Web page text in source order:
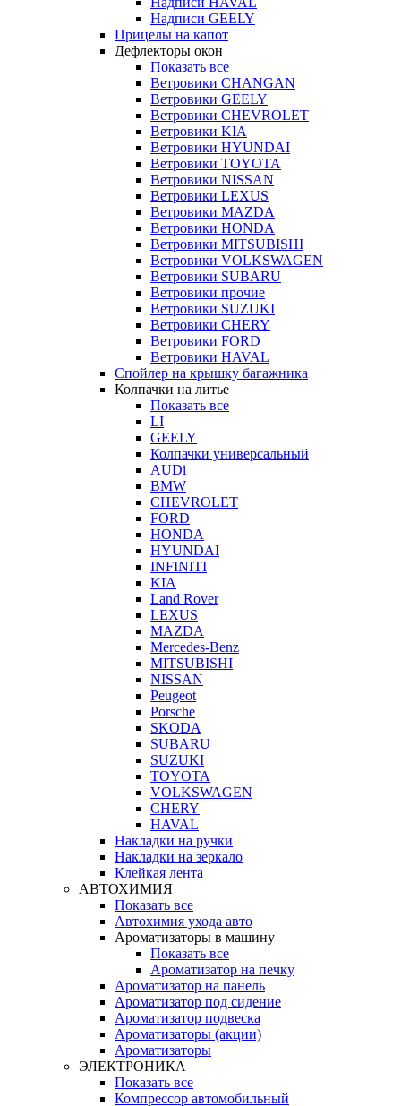
Надписи GEELY
Прицелы на капот
Дефлекторы окон
Показать все
Ветровики CHANGAN
Ветровики GEELY
Ветровики CHEVROLET
Ветровики KIA
Ветровики HYUNDAI
Ветровики TOYOTA
Ветровики NISSAN
Ветровики LEXUS
Ветровики MAZDA
Ветровики HONDA
Ветровики MITSUBISHI
Ветровики VOLKSWAGEN
Ветровики SUBARU
Ветровики прочие
Ветровики SUZUKI
Ветровики CHERY
Ветровики FORD
Ветровики HAVAL
Спойлер на крышку багажника
Колпачки на литье
Показать все
LI
GEELY
Колпачки универсальный
AUDi
BMW
CHEVROLET
FORD
HONDA
HYUNDAI
INFINITI
KIA
Land Rover
LEXUS
MAZDA
Mercedes-Benz
MITSUBISHI
NISSAN
Peugeot
Porsche
SKODA
SUBARU
SUZUKI
TOYOTA
VOLKSWAGEN
CHERY
HAVAL
Накладки на ручки
Накладки на зеркало
Клейкая лента
АВТОХИМИЯ
Показать все
Автохимия ухода авто
Ароматизаторы в машину
Показать все
Ароматизатор на печку
Ароматизатор на панель
Ароматизатор под сидение
Ароматизатор подвеска
Ароматизаторы (акции)
Ароматизаторы
ЭЛЕКТРОНИКА
Показать все
Компрессор автомобильный